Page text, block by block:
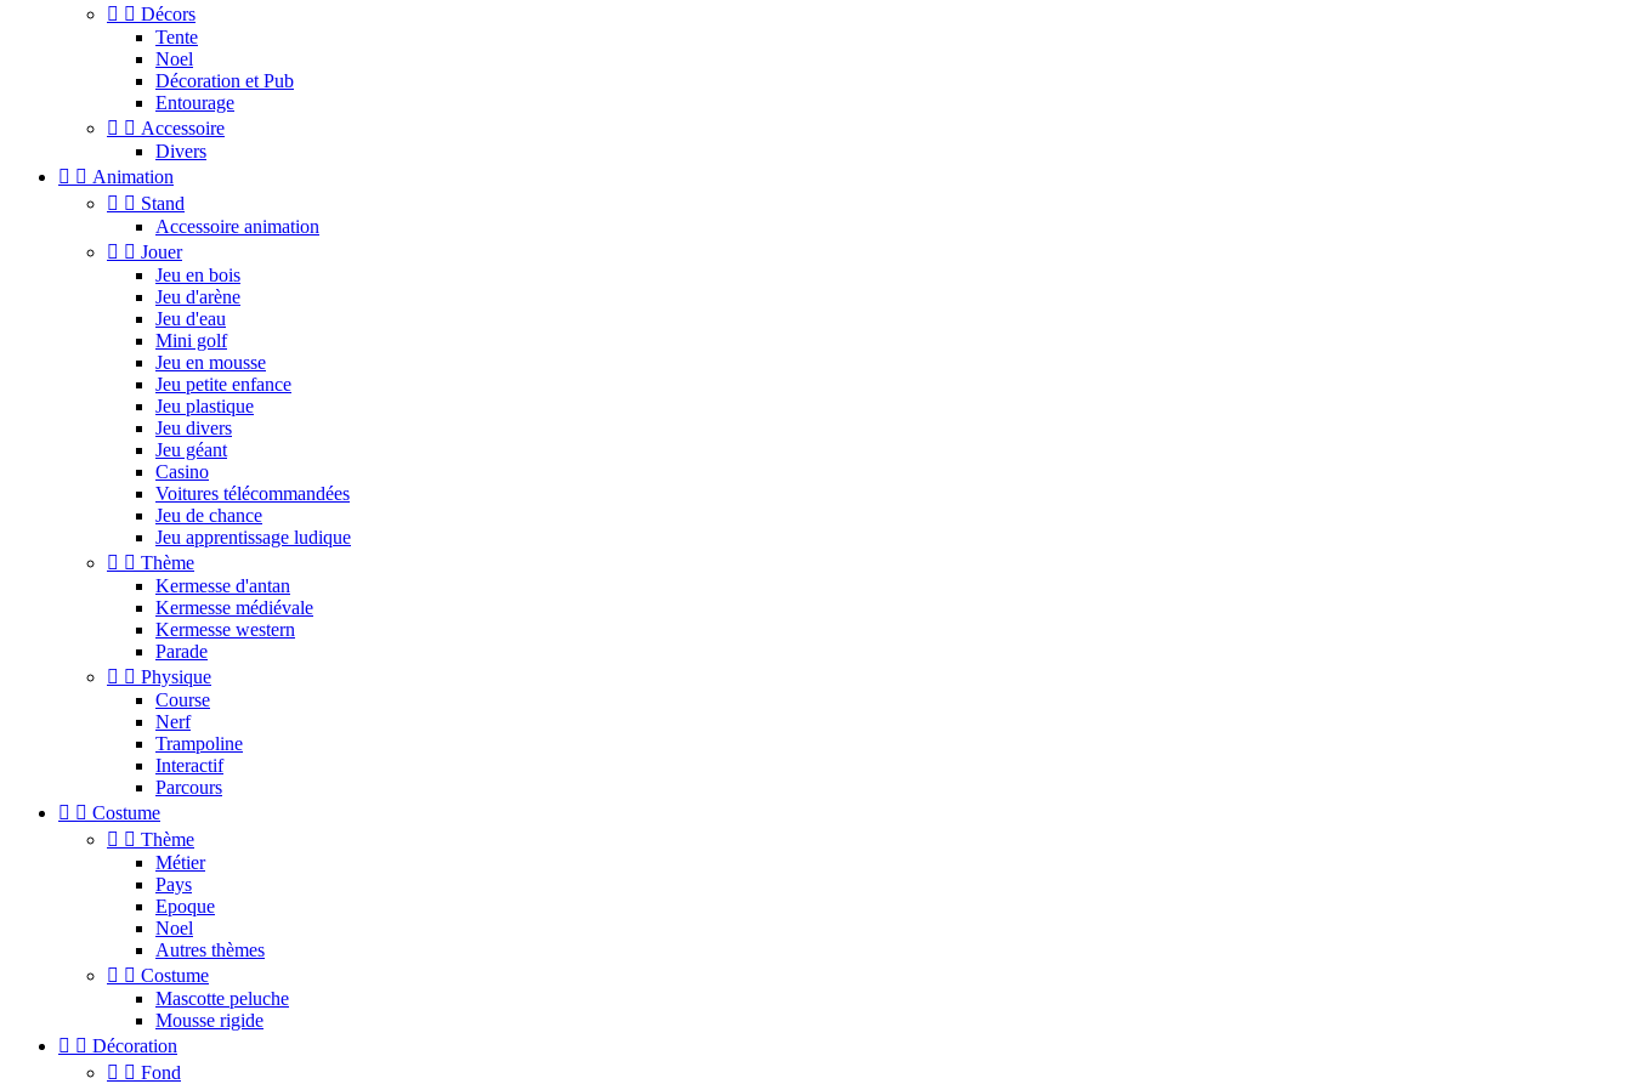
  Décors
Tente
Noel
Décoration et Pub
Entourage
  Accessoire
Divers
  Animation
  Stand
Accessoire animation
  Jouer
Jeu en bois
Jeu d'arène
Jeu d'eau
Mini golf
Jeu en mousse
Jeu petite enfance
Jeu plastique
Jeu divers
Jeu géant
Casino
Voitures télécommandées
Jeu de chance
Jeu apprentissage ludique
  Thème
Kermesse d'antan
Kermesse médiévale
Kermesse western
Parade
  Physique
Course
Nerf
Trampoline
Interactif
Parcours
  Costume
  Thème
Métier
Pays
Epoque
Noel
Autres thèmes
  Costume
Mascotte peluche
Mousse rigide
  Décoration
  Fond